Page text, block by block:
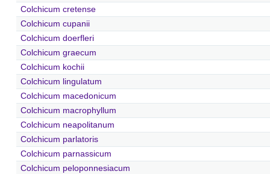
Colchicum cretense
Colchicum cupanii
Colchicum doerfleri
Colchicum graecum
Colchicum kochii
Colchicum lingulatum
Colchicum macedonicum
Colchicum macrophyllum
Colchicum neapolitanum
Colchicum parlatoris
Colchicum parnassicum
Colchicum peloponnesiacum